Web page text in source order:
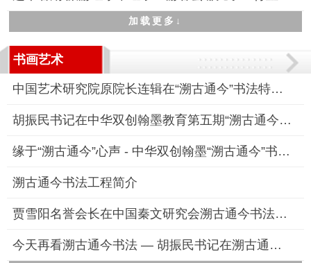
加载更多↓
书画艺术
中国艺术研究院原院长连辑在“溯古通今”书法特训高研班线下研修
胡振民书记在中华双创翰墨教育第五期“溯古通今”书法高研班“线
缘于“溯古通今”心声 - 中华双创翰墨“溯古通今”书法特训高研
溯古通今书法工程简介
贾雪阳名誉会长在中国秦文研究会溯古通今书法工程专业委员会成立
今天再看溯古通今书法 — 胡振民书记在溯古通今书法工程启动仪式